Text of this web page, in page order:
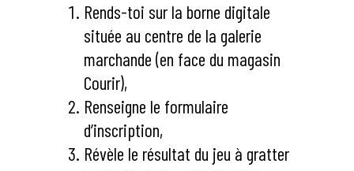
Rends-toi sur la borne digitale
située au centre de la galerie
marchande (en face du magasin
Courir),
Renseigne le formulaire
d’inscription,
Révèle le résultat du jeu à gratter